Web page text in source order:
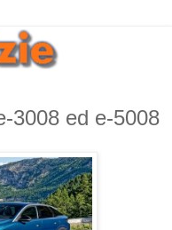
3008 ed e-5008